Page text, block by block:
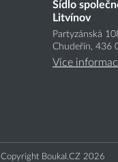
Sídlo
Litvínov
Partyzánská
Chudeřín, 436
Více
Copyright Boukal.CZ 2026